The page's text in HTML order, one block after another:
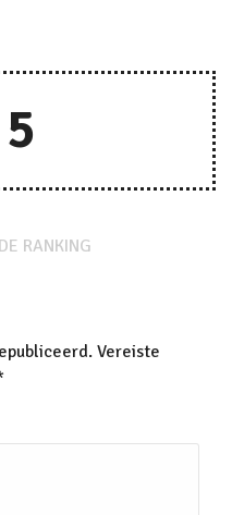
5
RANKING
Vereiste